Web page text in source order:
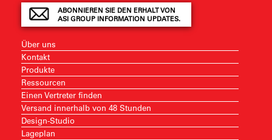
ABONNIEREN SIE DEN ERHALT VON
ASI GROUP INFORMATION UPDATES.
Über uns
Kontakt
Produkte
Ressourcen
Einen Vertreter finden
Versand innerhalb von 48 Stunden
Design-Studio
Lageplan